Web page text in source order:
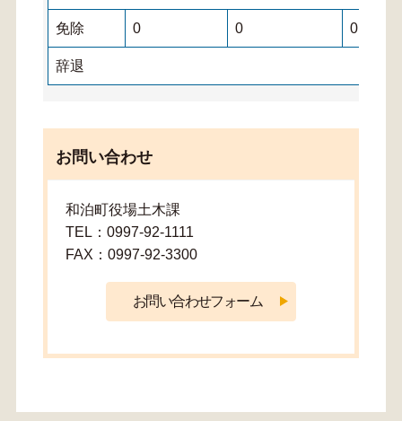
免除 0 0 0
辞退
お問い合わせ
和泊町役場土木課
TEL：0997-92-1111
FAX：0997-92-3300